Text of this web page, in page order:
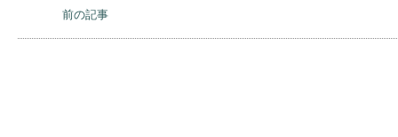
積み木などおもちゃを型紙で固定して箱に梱包
Tシャツをたたみタグを貼って袋詰めなど